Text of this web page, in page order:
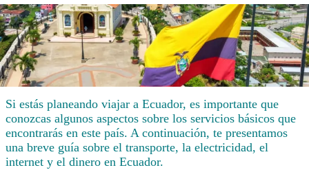
Si estás planeando viajar a Ecuador, es importante que
conozcas algunos aspectos sobre los servicios básicos que
encontrarás en este país. A continuación, te presentamos
una breve guía sobre el transporte, la electricidad, el
internet y el dinero en Ecuador.